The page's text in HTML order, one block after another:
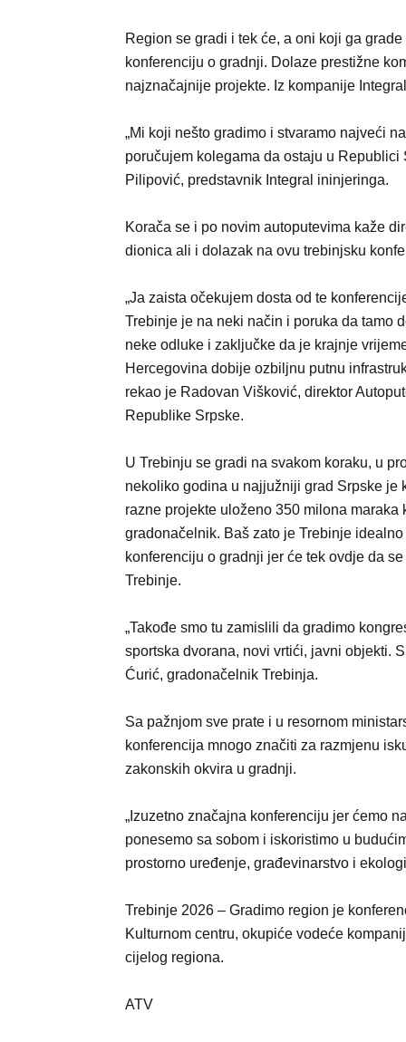
Region se gradi i tek će, a oni koji ga
konferenciju o gradnji. Dolaze prestižne
najznačajnije projekte. Iz kompanije
„Mi koji nešto gradimo i stvaramo najveći
poručujem kolegama da ostaju u
Pilipović, predstavnik Integral ininjeringa.
Korača se i po novim autoputevima kaže
dionica ali i dolazak na ovu trebinjsku
„Ja zaista očekujem dosta od te
Trebinje je na neki način i poruka da tamo
neke odluke i zaključke da je krajnje
Hercegovina dobije ozbiljnu putnu
rekao je Radovan Višković, direktor
Republike Srpske.
U Trebinju se gradi na svakom koraku, u
nekoliko godina u najjužniji grad Srpske je
razne projekte uloženo 350 milona maraka
gradonačelnik. Baš zato je Trebinje idealno
konferenciju o gradnji jer će tek ovdje da
Trebinje.
„Takođe smo tu zamislili da gradimo
sportska dvorana, novi vrtići, javni objekti.
Ćurić, gradonačelnik Trebinja.
Sa pažnjom sve prate i u resornom
konferencija mnogo značiti za razmjenu
zakonskih okvira u gradnji.
„Izuzetno značajna konferenciju jer ćemo
ponesemo sa sobom i iskoristimo u
prostorno uređenje, građevinarstvo i
Trebinje 2026 – Gradimo region je
Kulturnom centru, okupiće vodeće
cijelog regiona.
ATV